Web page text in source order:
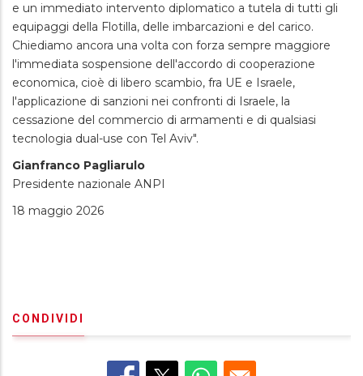
e un immediato intervento diplomatico a tutela di tutti gli
equipaggi della Flotilla, delle imbarcazioni e del carico.
Chiediamo ancora una volta con forza sempre maggiore
l'immediata sospensione dell'accordo di cooperazione
economica, cioè di libero scambio, fra UE e Israele,
l'applicazione di sanzioni nei confronti di Israele, la
cessazione del commercio di armamenti e di qualsiasi
tecnologia dual-use con Tel Aviv".
Gianfranco Pagliarulo
Presidente nazionale ANPI
18 maggio 2026
CONDIVIDI